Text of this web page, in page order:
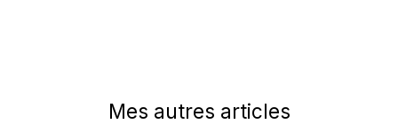
Mes autres articles